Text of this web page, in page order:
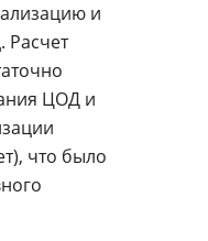
и
Расчет
ЦОД и
что было